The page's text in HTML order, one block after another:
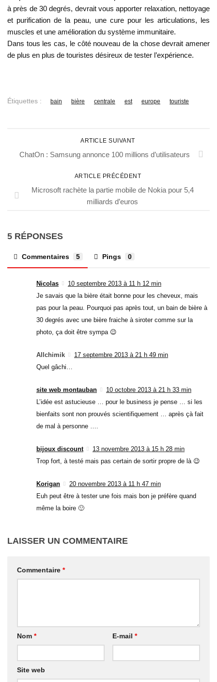
à près de 30 degrés, devrait vous apporter relaxation, nettoyage
et purification de la peau, une cure pour les articulations, les
muscles et une amélioration du système immunitaire.
Dans tous les cas, le côté nouveau de la chose devrait amener
de plus en plus de touristes désireux de tester l’expérience.
Étiquettes : bain bière centrale est europe touriste
ARTICLE SUIVANT
ChatOn : Samsung annonce 100 millions d’utilisateurs
ARTICLE PRÉCÉDENT
Microsoft rachète la partie mobile de Nokia pour 5,4
milliards d’euros
5 RÉPONSES
Commentaires 5 Pings 0
Nicolas
10 septembre 2013 à 11 h 12 min
Je savais que la bière était bonne pour les cheveux, mais
pas pour la peau. Pourquoi pas après tout, un bain de bière à
30 degrés avec une bière fraiche à siroter comme sur la
photo, ça doit être sympa 😉
Allchimik
17 septembre 2013 à 21 h 49 min
Quel gâchi…
site web montauban
10 octobre 2013 à 21 h 33 min
L’idée est astucieuse … pour le business je pense … si les
bienfaits sont non prouvés scientifiquement … après çà fait
de mal à personne ….
bijoux discount
13 novembre 2013 à 15 h 28 min
Trop fort, à testé mais pas certain de sortir propre de là 😉
Korigan
20 novembre 2013 à 11 h 47 min
Euh peut être à tester une fois mais bon je préfère quand
même la boire 🙂
LAISSER UN COMMENTAIRE
Commentaire *
Nom * E-mail *
Site web